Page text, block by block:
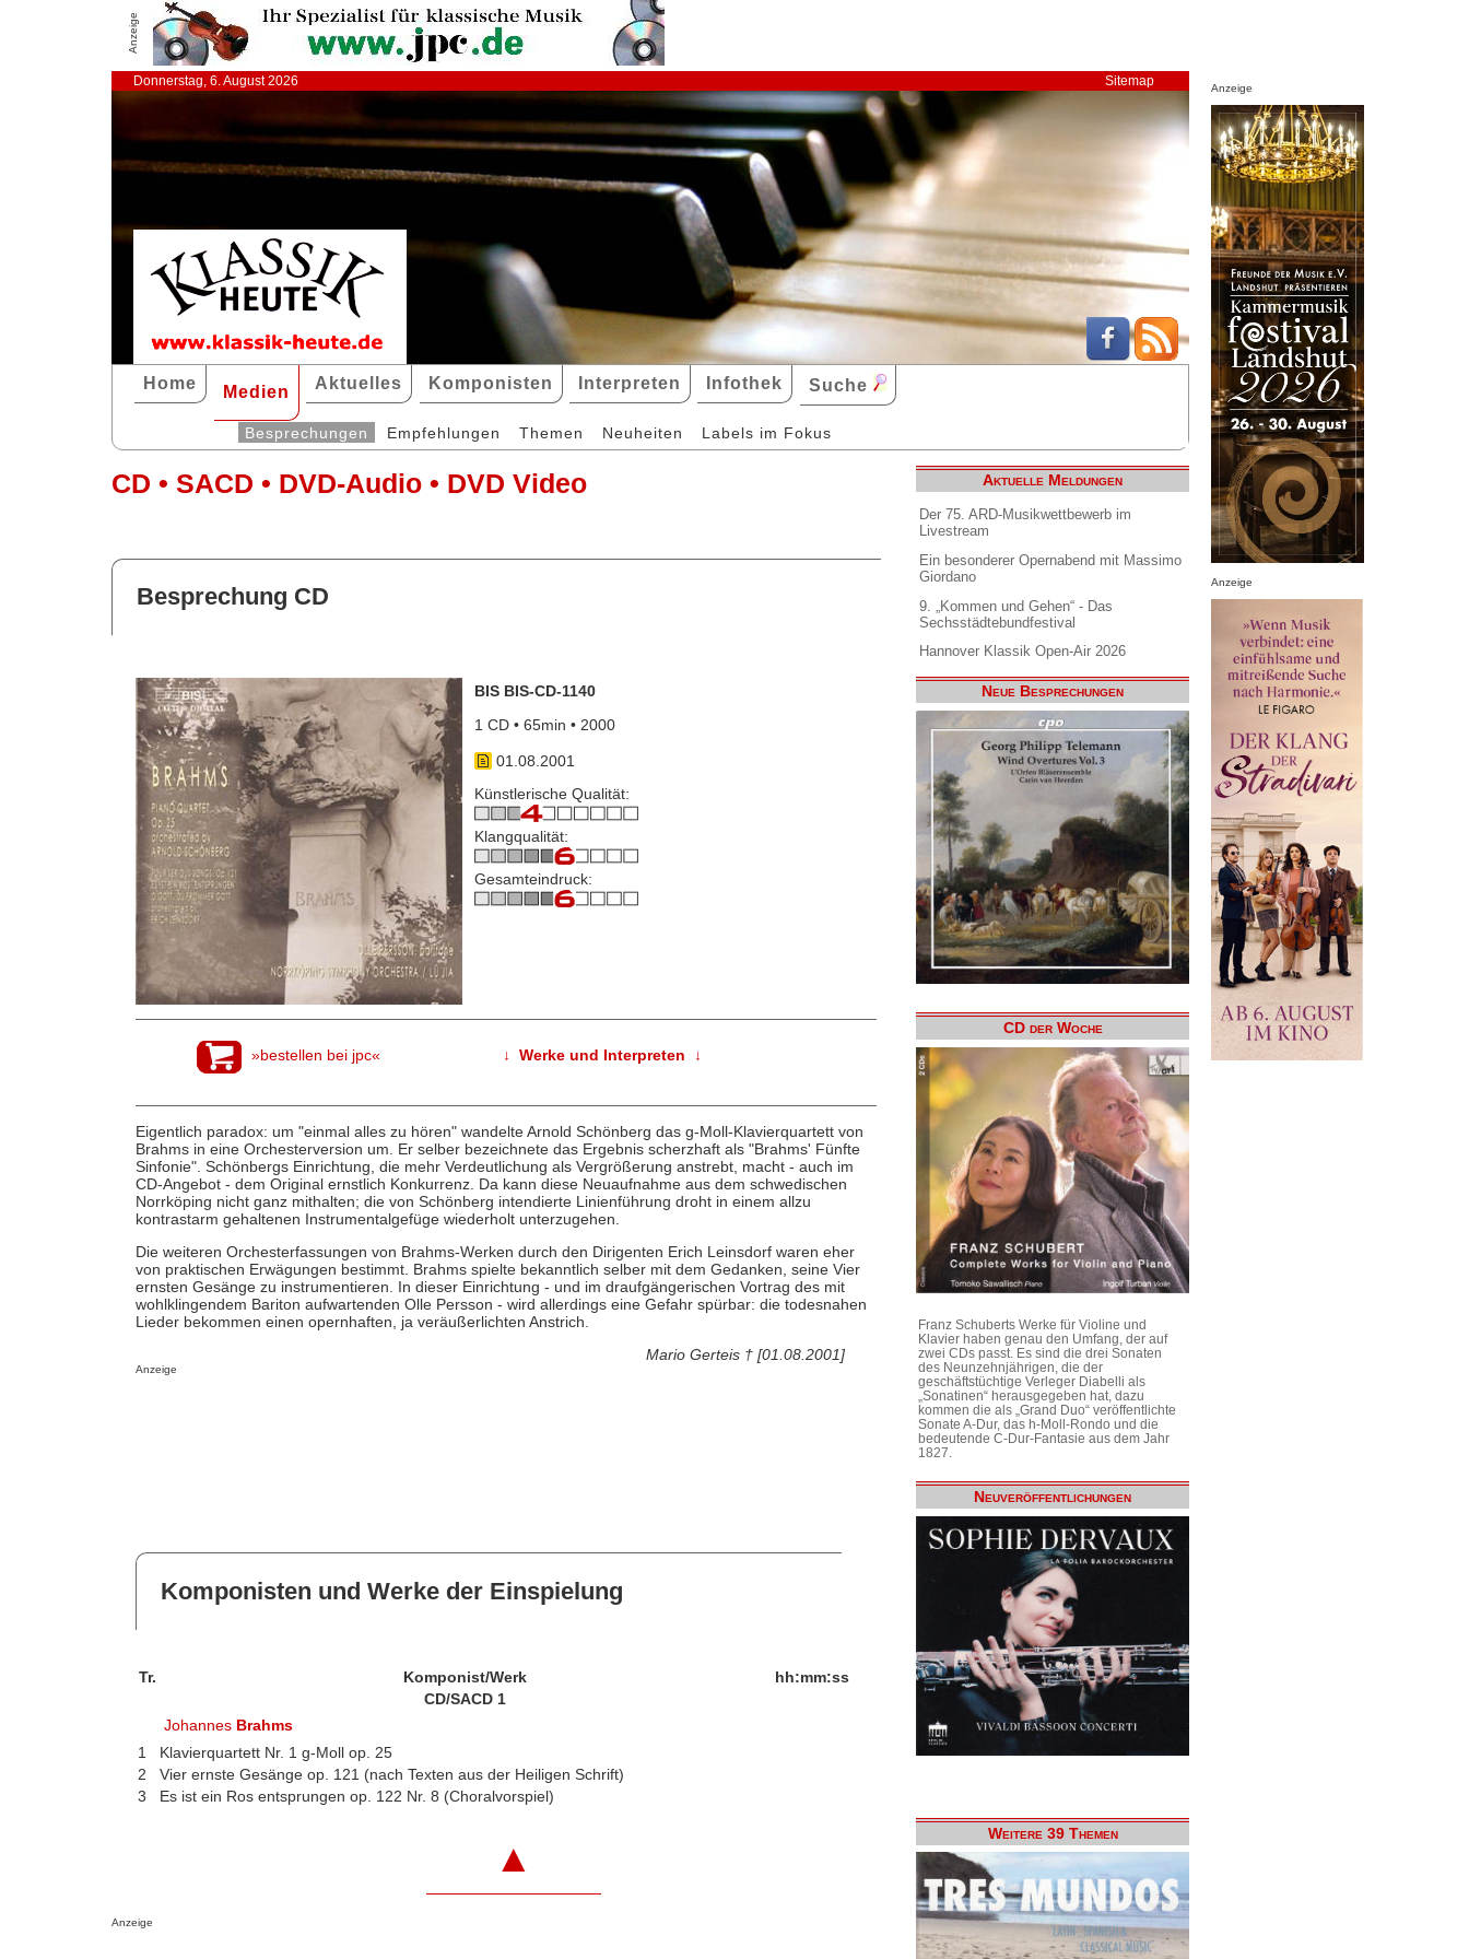
Anzeige
Donnerstag, 6. August 2026 Sitemap
Home Medien Aktuelles Komponisten Interpreten Infothek Suche
Besprechungen Empfehlungen Themen Neuheiten Labels im Fokus
CD • SACD • DVD-Audio • DVD Video
Besprechung CD
BIS BIS-CD-1140
1 CD • 65min • 2000
01.08.2001
Künstlerische Qualität:
Klangqualität:
Gesamteindruck:
»bestellen bei jpc« ↓ Werke und Interpreten ↓
Eigentlich paradox: um "einmal alles zu hören" wandelte Arnold Schönberg das g-Moll-Klavierquartett von
Brahms in eine Orchesterversion um. Er selber bezeichnete das Ergebnis scherzhaft als "Brahms' Fünfte
Sinfonie". Schönbergs Einrichtung, die mehr Verdeutlichung als Vergrößerung anstrebt, macht - auch im
CD-Angebot - dem Original ernstlich Konkurrenz. Da kann diese Neuaufnahme aus dem schwedischen
Norrköping nicht ganz mithalten; die von Schönberg intendierte Linienführung droht in einem allzu
kontrastarm gehaltenen Instrumentalgefüge wiederholt unterzugehen.
Die weiteren Orchesterfassungen von Brahms-Werken durch den Dirigenten Erich Leinsdorf waren eher
von praktischen Erwägungen bestimmt. Brahms spielte bekanntlich selber mit dem Gedanken, seine Vier
ernsten Gesänge zu instrumentieren. In dieser Einrichtung - und im draufgängerischen Vortrag des mit
wohlklingendem Bariton aufwartenden Olle Persson - wird allerdings eine Gefahr spürbar: die todesnahen
Lieder bekommen einen opernhaften, ja veräußerlichten Anstrich.
Mario Gerteis † [01.08.2001]
Anzeige
Komponisten und Werke der Einspielung
Tr. Komponist/Werk
hh:mm:ss
CD/SACD 1
Johannes Brahms
1
Klavierquartett Nr. 1 g-Moll op. 25
2
Vier ernste Gesänge op. 121 (nach Texten aus der Heiligen Schrift)
3
Es ist ein Ros entsprungen op. 122 Nr. 8 (Choralvorspiel)
▲
Anzeige
Aktuelle Meldungen
Der 75. ARD-Musikwettbewerb im
Livestream
Ein besonderer Opernabend mit Massimo
Giordano
9. „Kommen und Gehen“ - Das
Sechsstädtebundfestival
Hannover Klassik Open-Air 2026
Neue Besprechungen
CD der Woche
Franz Schuberts Werke für Violine und
Klavier haben genau den Umfang, der auf
zwei CDs passt. Es sind die drei Sonaten
des Neunzehnjährigen, die der
geschäftstüchtige Verleger Diabelli als
„Sonatinen“ herausgegeben hat, dazu
kommen die als „Grand Duo“ veröffentlichte
Sonate A-Dur, das h-Moll-Rondo und die
bedeutende C-Dur-Fantasie aus dem Jahr
1827.
Neuveröffentlichungen
Weitere 39 Themen
Anzeige
Anzeige